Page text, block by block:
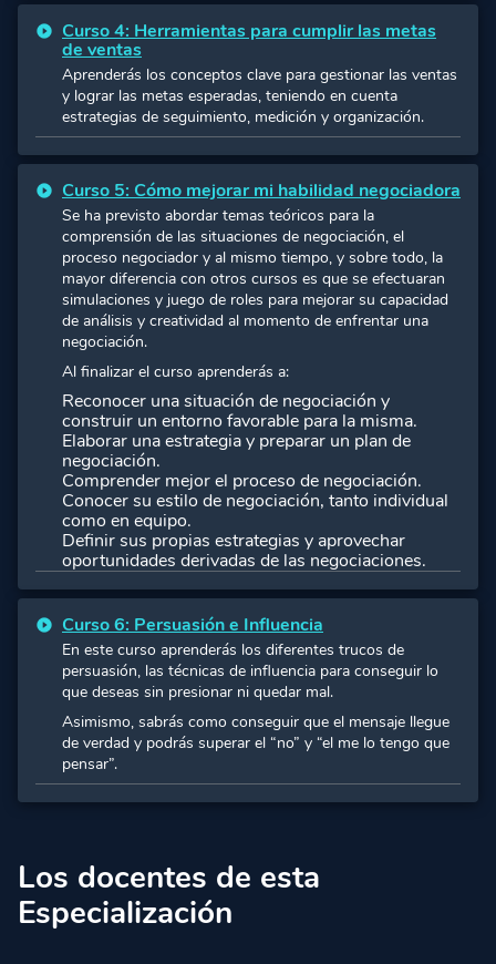
Curso 4: Herramientas para cumplir las metas
de ventas
Aprenderás los conceptos clave para gestionar las ventas
y lograr las metas esperadas, teniendo en cuenta
estrategias de seguimiento, medición y organización.
Curso 5: Cómo mejorar mi habilidad negociadora
Se ha previsto abordar temas teóricos para la
comprensión de las situaciones de negociación, el
proceso negociador y al mismo tiempo, y sobre todo, la
mayor diferencia con otros cursos es que se efectuaran
simulaciones y juego de roles para mejorar su capacidad
de análisis y creatividad al momento de enfrentar una
negociación.
Al finalizar el curso aprenderás a:
Reconocer una situación de negociación y
construir un entorno favorable para la misma.
Elaborar una estrategia y preparar un plan de
negociación.
Comprender mejor el proceso de negociación.
Conocer su estilo de negociación, tanto individual
como en equipo.
Definir sus propias estrategias y aprovechar
oportunidades derivadas de las negociaciones.
Curso 6: Persuasión e Influencia
En este curso aprenderás los diferentes trucos de
persuasión, las técnicas de influencia para conseguir lo
que deseas sin presionar ni quedar mal.
Asimismo, sabrás como conseguir que el mensaje llegue
de verdad y podrás superar el “no” y “el me lo tengo que
pensar”.
Los docentes de esta
Especialización